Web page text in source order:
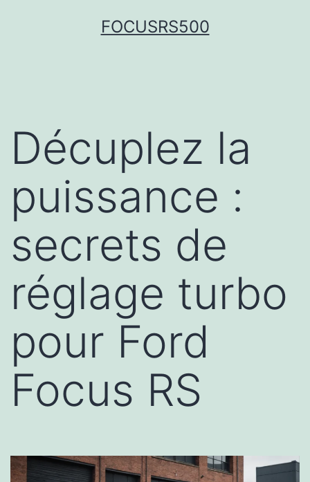
FOCUSRS500
Décuplez la
puissance :
secrets de
réglage turbo
pour Ford
Focus RS